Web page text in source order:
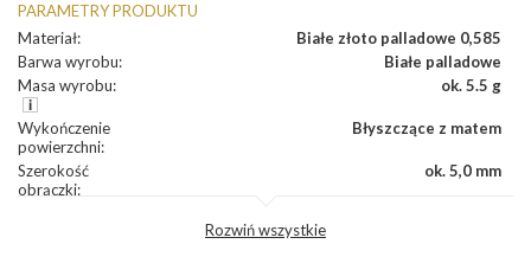
PARAMETRY PRODUKTU
Materiał:
Białe złoto palladowe 0,585
Barwa wyrobu:
Białe palladowe
Masa wyrobu: ok. 5.5 g
Wykończenie
powierzchni:
Błyszczące z matem
Szerokość
obrączki:
ok. 5,0 mm
Rozwiń wszystkie